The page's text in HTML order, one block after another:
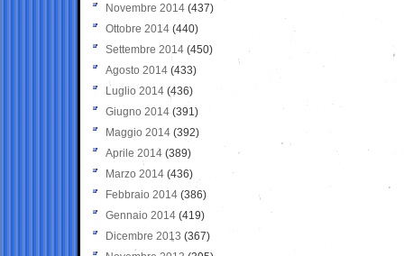
Novembre 2014 (437)
Ottobre 2014 (440)
Settembre 2014 (450)
Agosto 2014 (433)
Luglio 2014 (436)
Giugno 2014 (391)
Maggio 2014 (392)
Aprile 2014 (389)
Marzo 2014 (436)
Febbraio 2014 (386)
Gennaio 2014 (419)
Dicembre 2013 (367)